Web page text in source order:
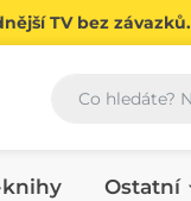
TV bez závazků.
knihy Ostatní